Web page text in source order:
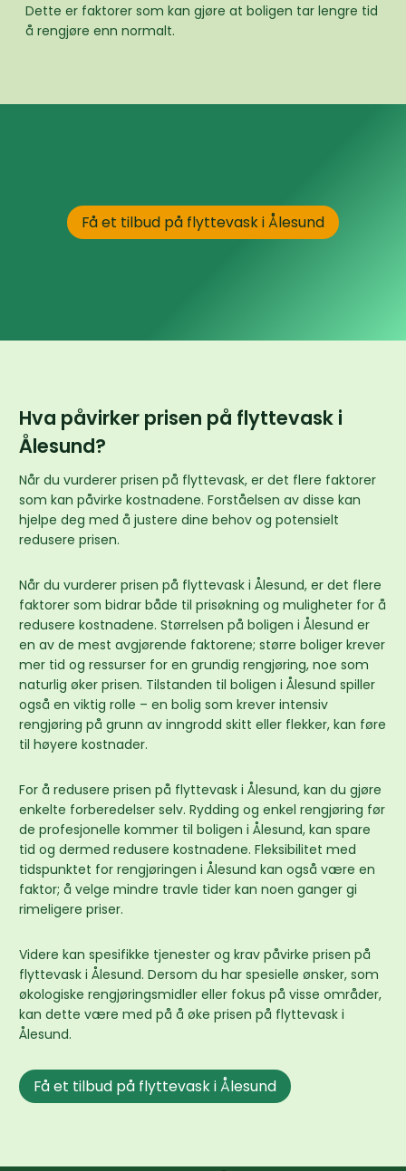
Dette er faktorer som kan gjøre at boligen tar lengre tid
å rengjøre enn normalt.
Få et tilbud på flyttevask i Ålesund
Hva påvirker prisen på flyttevask i
Ålesund?
Når du vurderer prisen på flyttevask, er det flere faktorer
som kan påvirke kostnadene. Forståelsen av disse kan
hjelpe deg med å justere dine behov og potensielt
redusere prisen.
Når du vurderer prisen på flyttevask i Ålesund, er det flere
faktorer som bidrar både til prisøkning og muligheter for å
redusere kostnadene. Størrelsen på boligen i Ålesund er
en av de mest avgjørende faktorene; større boliger krever
mer tid og ressurser for en grundig rengjøring, noe som
naturlig øker prisen. Tilstanden til boligen i Ålesund spiller
også en viktig rolle – en bolig som krever intensiv
rengjøring på grunn av inngrodd skitt eller flekker, kan føre
til høyere kostnader.
For å redusere prisen på flyttevask i Ålesund, kan du gjøre
enkelte forberedelser selv. Rydding og enkel rengjøring før
de profesjonelle kommer til boligen i Ålesund, kan spare
tid og dermed redusere kostnadene. Fleksibilitet med
tidspunktet for rengjøringen i Ålesund kan også være en
faktor; å velge mindre travle tider kan noen ganger gi
rimeligere priser.
Videre kan spesifikke tjenester og krav påvirke prisen på
flyttevask i Ålesund. Dersom du har spesielle ønsker, som
økologiske rengjøringsmidler eller fokus på visse områder,
kan dette være med på å øke prisen på flyttevask i
Ålesund.
Få et tilbud på flyttevask i Ålesund